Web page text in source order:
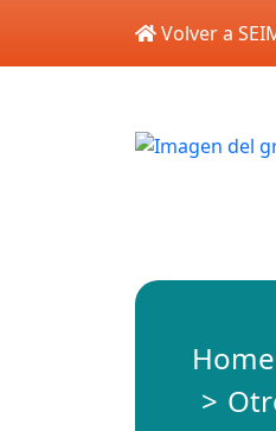
Volver a
Home